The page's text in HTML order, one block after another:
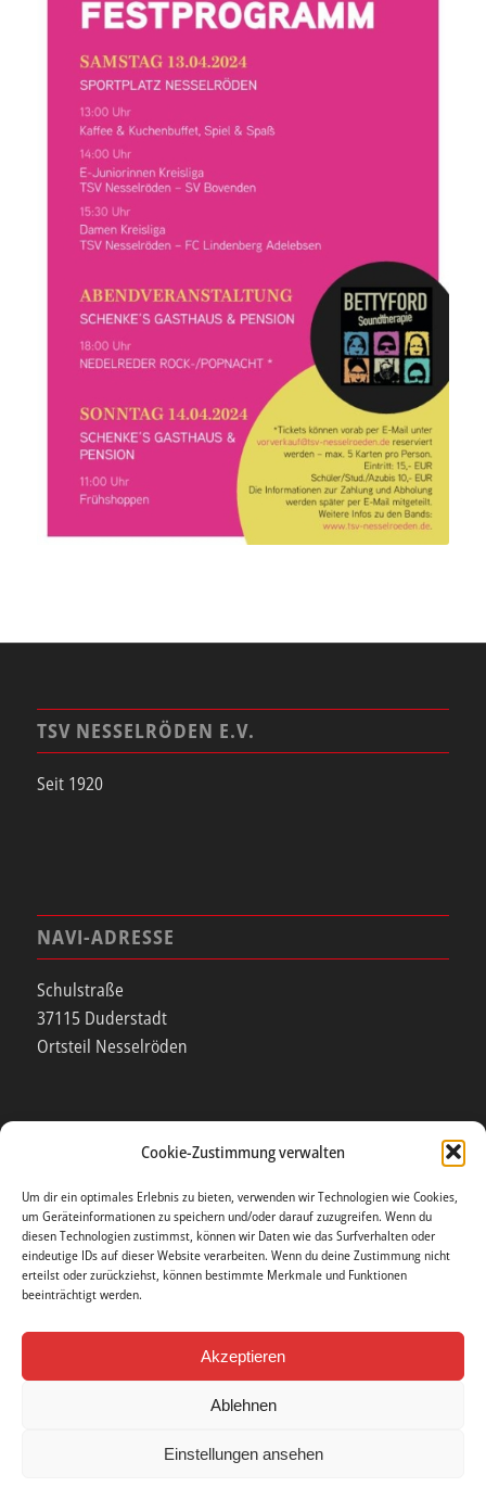
Cookie-Zustimmung verwalten
Um dir ein optimales Erlebnis zu bieten, verwenden wir Technologien wie Cookies,
um Geräteinformationen zu speichern und/oder darauf zuzugreifen. Wenn du
diesen Technologien zustimmst, können wir Daten wie das Surfverhalten oder
eindeutige IDs auf dieser Website verarbeiten. Wenn du deine Zustimmung nicht
erteilst oder zurückziehst, können bestimmte Merkmale und Funktionen
beeinträchtigt werden.
Akzeptieren
Ablehnen
Einstellungen ansehen
TSV NESSELRÖDEN E.V.
Seit 1920
NAVI-ADRESSE
Schulstraße
37115 Duderstadt
Ortsteil Nesselröden
POST
Friedensweg 4
37115 Duderstadt
Ortsteil Nesselröden
© Copyright . Made with love by Grüning Photo & More .Impressum